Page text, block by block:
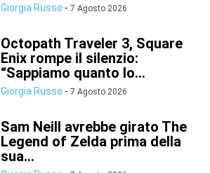
Giorgia Russo - 7 Agosto 2026
Octopath Traveler 3, Square
Enix rompe il silenzio:
“Sappiamo quanto lo...
Giorgia Russo - 7 Agosto 2026
Sam Neill avrebbe girato The
Legend of Zelda prima della
sua...